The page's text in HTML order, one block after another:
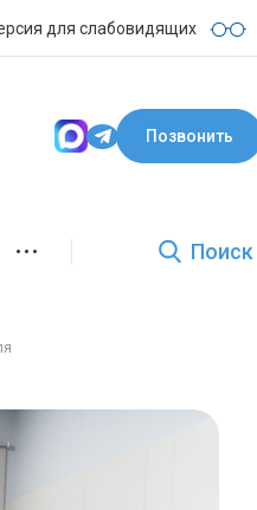
для слабовидящих
Позвонить
Поиск